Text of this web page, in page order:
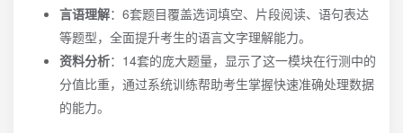
言语理解：6套题目覆盖选词填空、片段阅读、语句表达
等题型，全面提升考生的语言文字理解能力。
资料分析：14套的庞大题量，显示了这一模块在行测中的
分值比重，通过系统训练帮助考生掌握快速准确处理数据
的能力。